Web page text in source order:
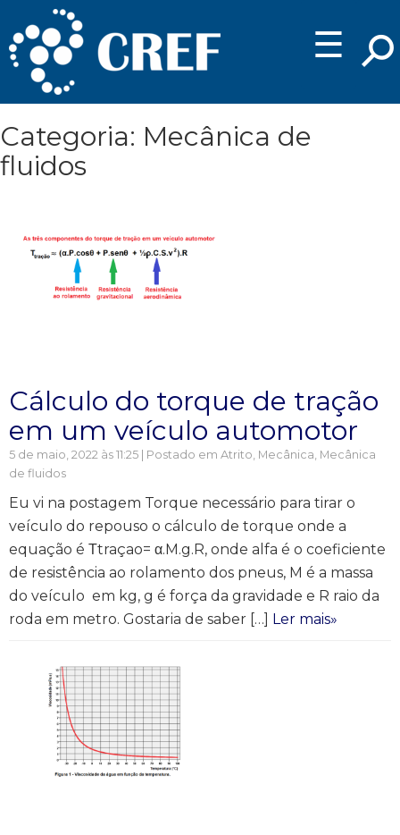
☰
Categoria: Mecânica de
fluidos
Cálculo do torque de tração
em um veículo automotor
5 de maio, 2022 às 11:25 | Postado em Atrito, Mecânica, Mecânica
de fluidos
Eu vi na postagem Torque necessário para tirar o
veículo do repouso o cálculo de torque onde a
equação é Τtraçao= α.M.g.R, onde alfa é o coeficiente
de resistência ao rolamento dos pneus, M é a massa
do veículo em kg, g é força da gravidade e R raio da
roda em metro. Gostaria de saber […] Ler mais»